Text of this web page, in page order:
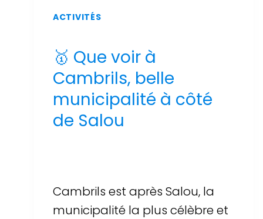
ACTIVITÉS
🥇 Que voir à
Cambrils, belle
municipalité à côté
de Salou
Cambrils est après Salou, la
municipalité la plus célèbre et